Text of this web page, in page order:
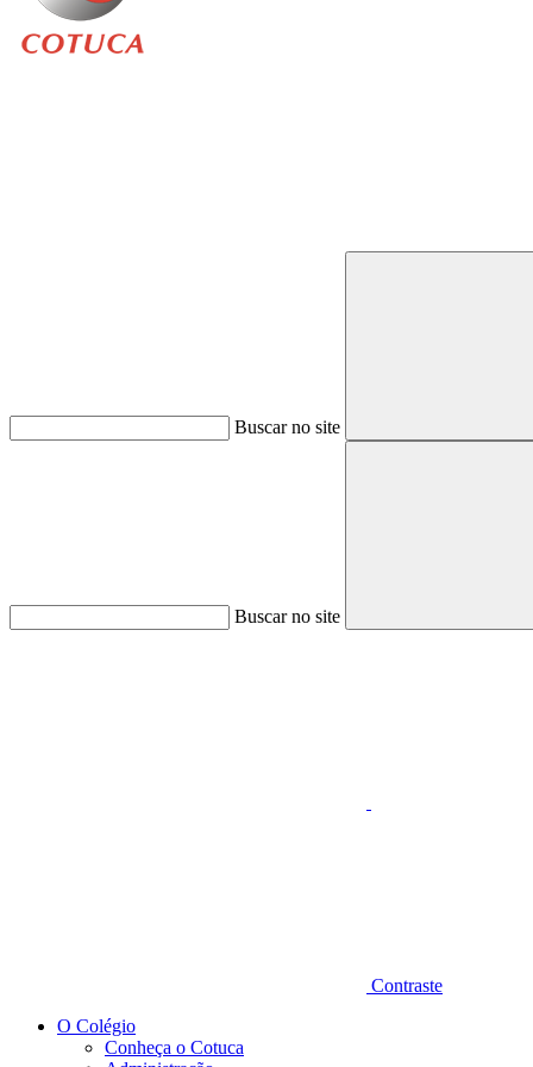
Buscar no site
Buscar no site
Contraste
O Colégio
Conheça o Cotuca